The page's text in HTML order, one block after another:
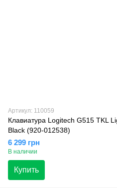
Артикул: 110059
Клавиатура Logitech G515 TKL
Black (920-012538)
6 299 грн
В наличии
Купить